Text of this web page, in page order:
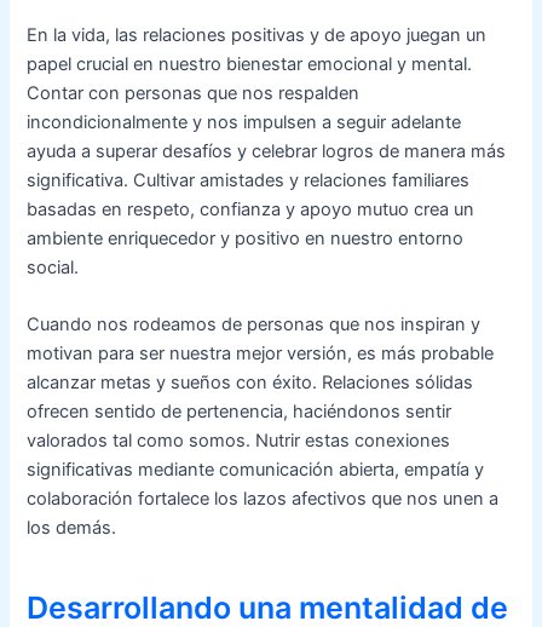
En la vida, las relaciones positivas y de apoyo juegan un
papel crucial en nuestro bienestar emocional y mental.
Contar con personas que nos respalden
incondicionalmente y nos impulsen a seguir adelante
ayuda a superar desafíos y celebrar logros de manera más
significativa. Cultivar amistades y relaciones familiares
basadas en respeto, confianza y apoyo mutuo crea un
ambiente enriquecedor y positivo en nuestro entorno
social.
Cuando nos rodeamos de personas que nos inspiran y
motivan para ser nuestra mejor versión, es más probable
alcanzar metas y sueños con éxito. Relaciones sólidas
ofrecen sentido de pertenencia, haciéndonos sentir
valorados tal como somos. Nutrir estas conexiones
significativas mediante comunicación abierta, empatía y
colaboración fortalece los lazos afectivos que nos unen a
los demás.
Desarrollando una mentalidad de